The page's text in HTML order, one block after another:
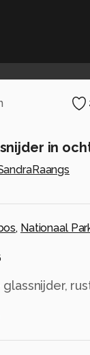
in
, Nationaal
de